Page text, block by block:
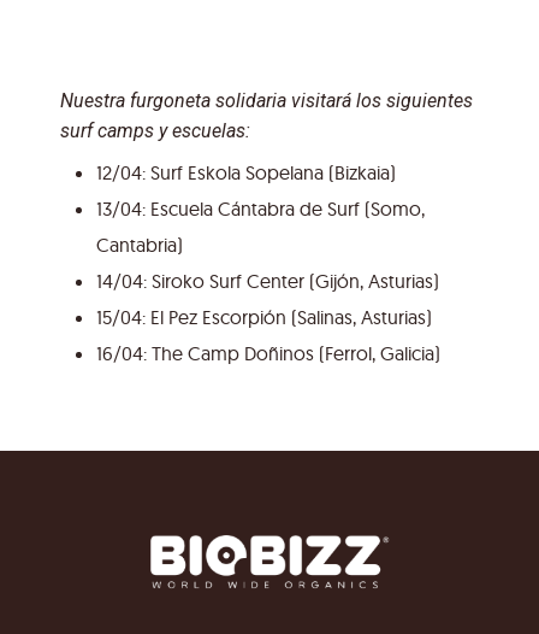
Nuestra furgoneta solidaria visitará los siguientes
surf camps y escuelas:
12/04: Surf Eskola Sopelana (Bizkaia)
13/04: Escuela Cántabra de Surf (Somo,
Cantabria)
14/04: Siroko Surf Center (Gijón, Asturias)
15/04: El Pez Escorpión (Salinas, Asturias)
16/04: The Camp Doñinos (Ferrol, Galicia)